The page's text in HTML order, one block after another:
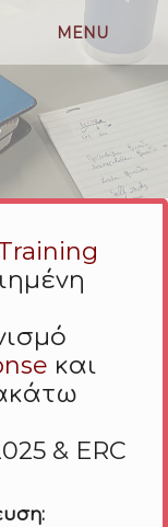
MENU
και
& ERC